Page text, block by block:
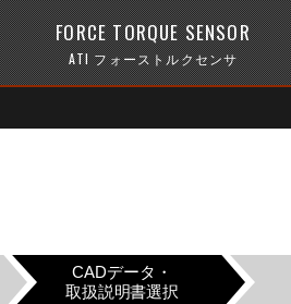
FORCE TORQUE SENSOR
ATI フォーストルクセンサ
CADデータ・
取扱説明書選択